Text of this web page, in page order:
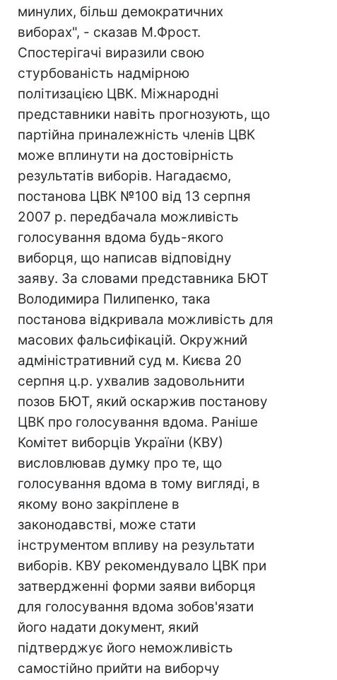
минулих, більш демократичних
виборах", - сказав М.Фрост.
Спостерігачі виразили свою
стурбованість надмірною
політизацією ЦВК. Міжнародні
представники навіть прогнозують, що
партійна приналежність членів ЦВК
може вплинути на достовірність
результатів виборів. Нагадаємо,
постанова ЦВК №100 від 13 серпня
2007 р. передбачала можливість
голосування вдома будь-якого
виборця, що написав відповідну
заяву. За словами представника БЮТ
Володимира Пилипенко, така
постанова відкривала можливість для
масових фальсифікацій. Окружний
адміністративний суд м. Києва 20
серпня ц.р. ухвалив задовольнити
позов БЮТ, який оскаржив постанову
ЦВК про голосування вдома. Раніше
Комітет виборців України (КВУ)
висловлював думку про те, що
голосування вдома в тому вигляді, в
якому воно закріплене в
законодавстві, може стати
інструментом впливу на результати
виборів. КВУ рекомендувало ЦВК при
затвердженні форми заяви виборця
для голосування вдома зобов'язати
його надати документ, який
підтверджує його неможливість
самостійно прийти на виборчу